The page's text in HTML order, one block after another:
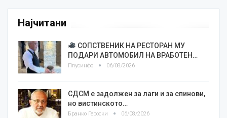
Најчитани
СОПСТВЕНИК НА РЕСТОРАН МУ
ПОДАРИ АВТОМОБИЛ НА ВРАБОТЕН…
Плусинфо 06/08/2026
СДСМ е задолжен за лаги и за спинови,
но вистинското…
Бранко Героски 06/08/2026